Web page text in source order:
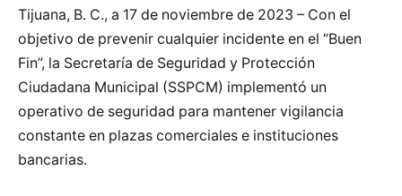
Tijuana, B. C., a 17 de noviembre de 2023 – Con el
objetivo de prevenir cualquier incidente en el “Buen
Fin”, la Secretaría de Seguridad y Protección
Ciudadana Municipal (SSPCM) implementó un
operativo de seguridad para mantener vigilancia
constante en plazas comerciales e instituciones
bancarias.